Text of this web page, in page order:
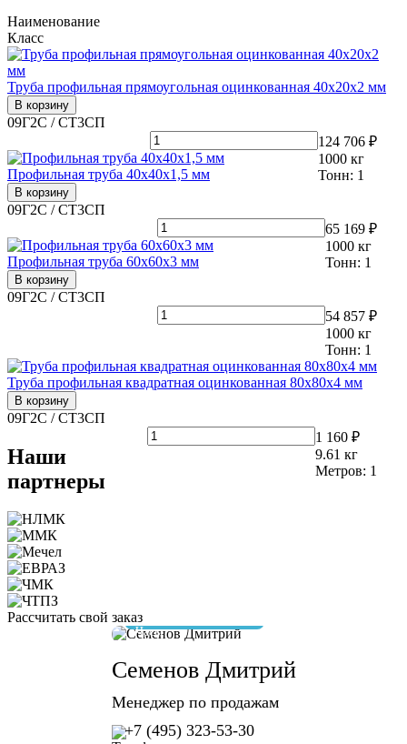
Наименование
Класс
Труба профильная прямоугольная оцинкованная 40х20х2 мм
В корзину
09Г2С / СТ3СП
124 706 ₽
1000 кг
Тонн: 1
Профильная труба 40х40х1,5 мм
В корзину
09Г2С / СТ3СП
65 169 ₽
1000 кг
Тонн: 1
Профильная труба 60х60х3 мм
В корзину
09Г2С / СТ3СП
54 857 ₽
1000 кг
Тонн: 1
Труба профильная квадратная оцинкованная 80х80х4 мм
В корзину
09Г2С / СТ3СП
1 160 ₽
9.61 кг
Метров: 1
Наши
партнеры
Рассчитать свой заказ
Семенов Дмитрий
Менеджер по продажам
+7 (495) 323-53-30